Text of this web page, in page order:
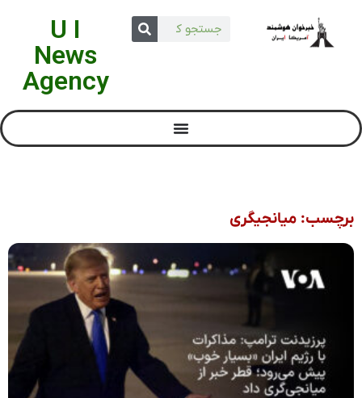
U I
News
Agency
برچسب: میانجیگری